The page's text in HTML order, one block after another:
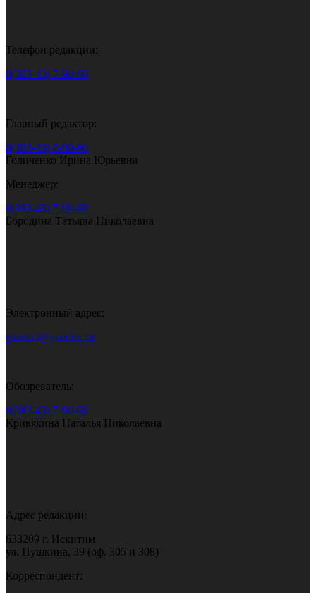
Телефон редакции:
8(383-43) 7-90-60
Главный редактор:
8(383-43) 7-90-60
Голиченко Ирина Юрьевна
Менеджер:
8(383-43) 7-90-60
Бородина Татьяна Николаевна
Электронный адрес:
gazeta.i@yandex.ru
Обозреватель:
8(383-43) 7-90-60
Кривякина Наталья Николаевна
Адрес редакции:
633209 г. Искитим
ул. Пушкина, 39 (оф. 305 и 308)
Корреспондент: